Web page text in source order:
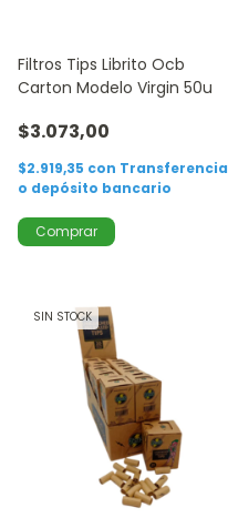
Filtros Tips Librito Ocb
Carton Modelo Virgin 50u
$3.073,00
$2.919,35 con Transferencia
o depósito bancario
SIN STOCK